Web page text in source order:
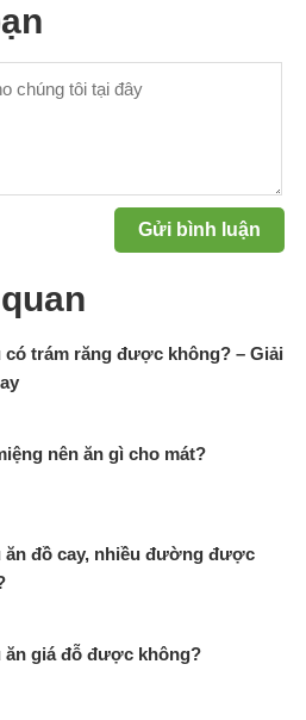
có trám răng được không? – Giải
nên ăn gì cho mát?
ăn đồ cay, nhiều đường được
ăn giá đỗ được không?